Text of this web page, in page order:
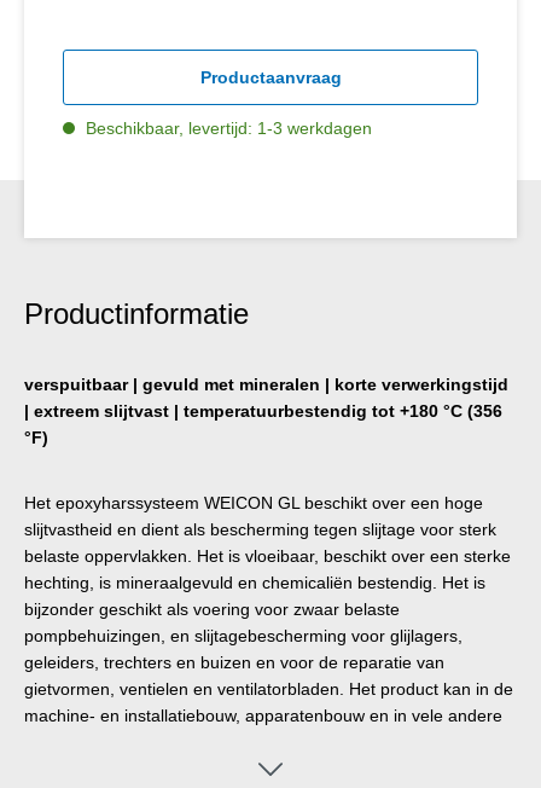
Productaanvraag
Beschikbaar, levertijd: 1-3 werkdagen
Productinformatie
verspuitbaar | gevuld met mineralen | korte verwerkingstijd
| extreem slijtvast | temperatuurbestendig tot +180 °C (356
°F)
Het epoxyharssysteem WEICON GL beschikt over een hoge
slijtvastheid en dient als bescherming tegen slijtage voor sterk
belaste oppervlakken. Het is vloeibaar, beschikt over een sterke
hechting, is mineraalgevuld en chemicaliën bestendig. Het is
bijzonder geschikt als voering voor zwaar belaste
pompbehuizingen, en slijtagebescherming voor glijlagers,
geleiders, trechters en buizen en voor de reparatie van
gietvormen, ventielen en ventilatorbladen. Het product kan in de
machine- en installatiebouw, apparatenbouw en in vele andere
in combinatie met een van de andere WEICON kunststof-